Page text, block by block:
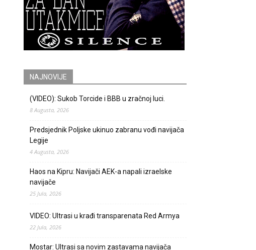
NAJNOVIJE
(VIDEO): Sukob Torcide i BBB u zračnoj luci.
8 Augusta, 2026
Predsjednik Poljske ukinuo zabranu vođi navijača
Legije
4 Augusta, 2026
Haos na Kipru: Navijači AEK-a napali izraelske
navijače
25 Jula, 2026
VIDEO: Ultrasi u krađi transparenata Red Armya
22 Jula, 2026
Mostar: Ultrasi sa novim zastavama navijača